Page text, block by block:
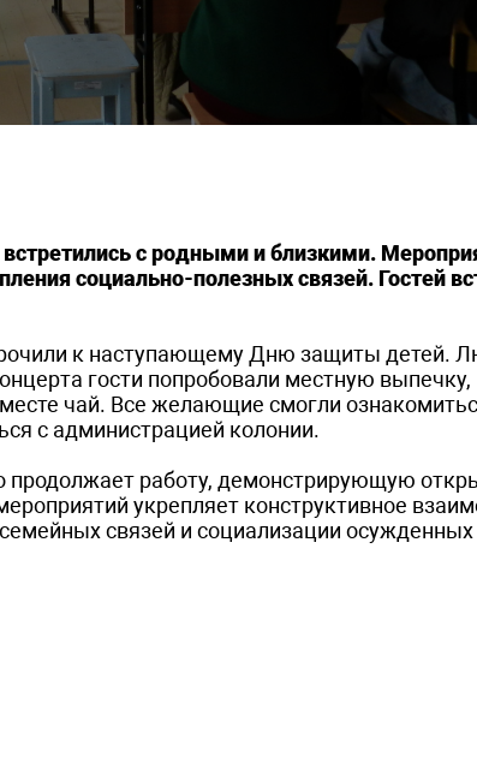
с родными и близкими.
социально-полезных связей. Гостей
к наступающему Дню защиты детей.
гости попробовали местную выпечку,
чай. Все желающие смогли
с администрацией колонии.
работу, демонстрирующую
укрепляет конструктивное
связей и социализации